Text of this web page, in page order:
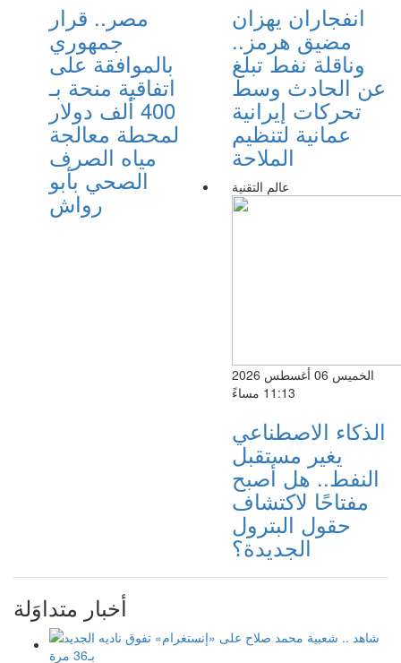
مصر.. قرار
جمهوري
بالموافقة على
اتفاقية منحة بـ
400 ألف دولار
لمحطة معالجة
مياه الصرف
الصحي بأبو
رواش
انفجاران يهزان
مضيق هرمز..
وناقلة نفط تبلغ
عن الحادث وسط
تحركات إيرانية
عمانية لتنظيم
الملاحة
عالم التقنية
الخميس 06 أغسطس 2026
11:13 مساءً
الذكاء الاصطناعي
يغير مستقبل
النفط.. هل أصبح
مفتاحًا لاكتشاف
حقول البترول
الجديدة؟
أخبار متداوَلة